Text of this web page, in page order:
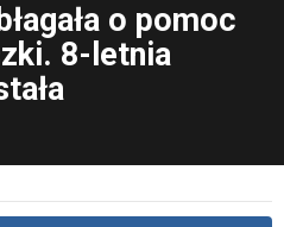
o pomoc
8-letnia